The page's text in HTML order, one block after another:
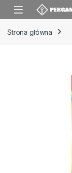
Skip to navigation
Skip to content
Strona główna